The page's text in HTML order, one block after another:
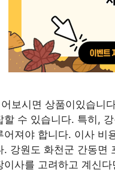
보시면 상품이있습니
할 수 있습니다. 특히,
어져야 합니다. 이사 비
. 강원도 화천군 간동면
이사를 고려하고 계신